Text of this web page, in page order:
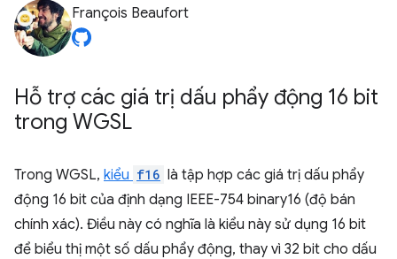
François Beaufort
Hỗ trợ các giá trị dấu phẩy động 16 bit
trong WGSL
Trong WGSL, kiểu f16 là tập hợp các giá trị dấu phẩy
động 16 bit của định dạng IEEE-754 binary16 (độ bán
chính xác). Điều này có nghĩa là kiểu này sử dụng 16 bit
để biểu thị một số dấu phẩy động, thay vì 32 bit cho dấu